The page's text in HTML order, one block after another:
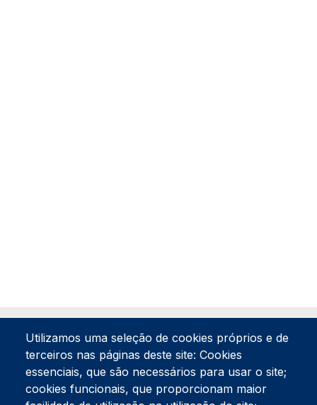
Utilizamos uma seleção de cookies próprios e de
terceiros nas páginas deste site: Cookies
essenciais, que são necessários para usar o site;
cookies funcionais, que proporcionam maior